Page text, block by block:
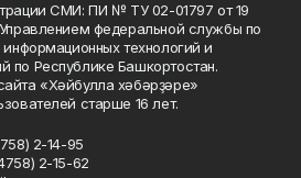
СМИ: ПИ № ТУ 02-01797 от 19
федеральной службы по
технологий и
по Республике Башкортостан.
«Хәйбулла хәбәрҙәре»
старше 16 лет.
2-14-95
2-15-62